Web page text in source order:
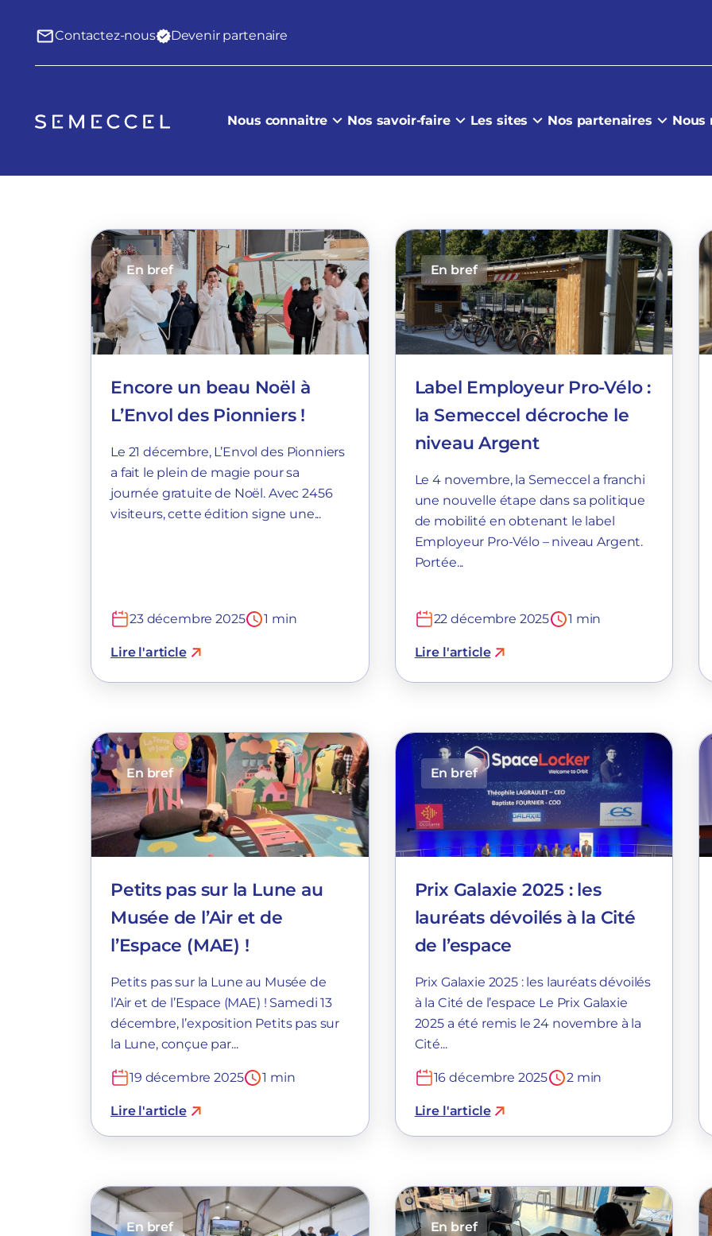
Contactez-nous Devenir partenaire
Nous connaitre Nos savoir-faire Les sites Nos partenaires Nous
En bref
Encore un beau Noël à
L’Envol des Pionniers !
Le 21 décembre, L’Envol des Pionniers
a fait le plein de magie pour sa
journée gratuite de Noël. Avec 2456
visiteurs, cette édition signe une...
23 décembre 2025 1 min
Lire l'article
En bref
Label Employeur Pro-Vélo :
la Semeccel décroche le
niveau Argent
Le 4 novembre, la Semeccel a franchi
une nouvelle étape dans sa politique
de mobilité en obtenant le label
Employeur Pro-Vélo – niveau Argent.
Portée...
22 décembre 2025 1 min
Lire l'article
En bref
Petits pas sur la Lune au
Musée de l’Air et de
l’Espace (MAE) !
Petits pas sur la Lune au Musée de
l’Air et de l’Espace (MAE) ! Samedi 13
décembre, l’exposition Petits pas sur
la Lune, conçue par...
19 décembre 2025 1 min
Lire l'article
En bref
Prix Galaxie 2025 : les
lauréats dévoilés à la Cité
de l’espace
Prix Galaxie 2025 : les lauréats dévoilés
à la Cité de l’espace Le Prix Galaxie
2025 a été remis le 24 novembre à la
Cité...
16 décembre 2025 2 min
Lire l'article
En bref En bref